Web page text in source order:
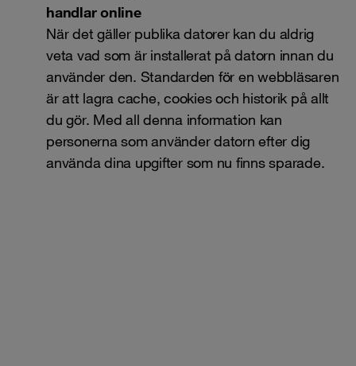
handlar online
När det gäller publika datorer kan du aldrig
veta vad som är installerat på datorn innan du
använder den. Standarden för en webbläsaren
är att lagra cache, cookies och historik på allt
du gör. Med all denna information kan
personerna som använder datorn efter dig
använda dina upgifter som nu finns sparade.